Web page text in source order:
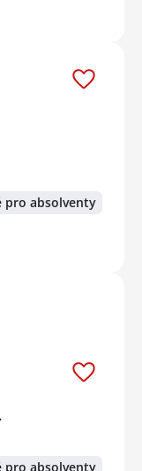
pro absolventy
pro absolventy